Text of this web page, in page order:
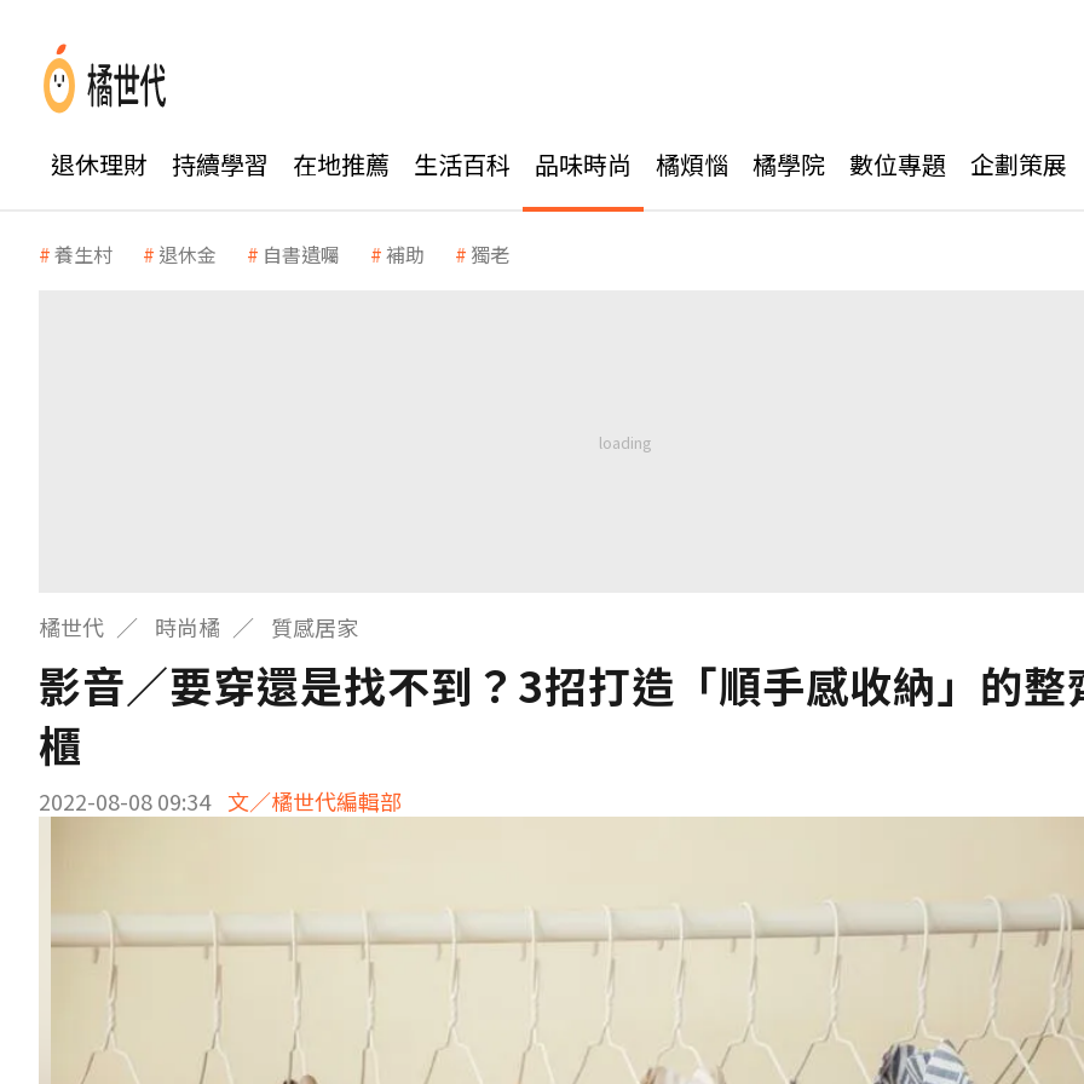
退休理財 持續學習 在地推薦 生活百科 品味時尚 橘煩惱 橘學院 數位專題 企劃策展
養生村 退休金 自書遺囑 補助 獨老
橘世代 時尚橘 質感居家
影音／要穿還是找不到？3招打造「順手感收納」的整
櫃
2022-08-08 09:34 文／橘世代編輯部